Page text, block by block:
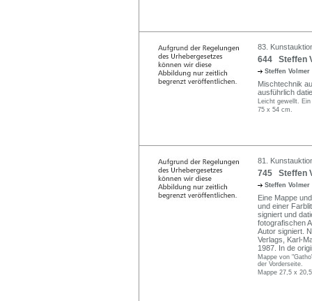
83.
644 Steffen
Steffen Volmer
Mischtechnik
ausführlich
Leicht gewellt.
75 x 54 cm.
81.
745 Steffen
Steffen Volmer
Eine Mappe
und einer
signiert und
fotografischen
Autor signiert.
Verlags, Karl-
1987. In de
Mappe von
der Vorderseite.
Mappe 27,5 x